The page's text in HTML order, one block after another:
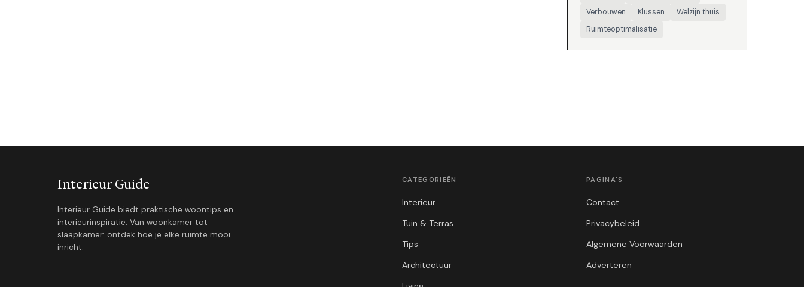
Verbouwen
Klussen
Welzijn thuis
Ruimteoptimalisatie
Interieur Guide
Interieur Guide biedt praktische woontips en
interieurinspiratie. Van woonkamer tot
slaapkamer: ontdek hoe je elke ruimte mooi
inricht.
CATEGORIEËN
Interieur
Tuin & Terras
Tips
Architectuur
PAGINA'S
Contact
Privacybeleid
Algemene Voorwaarden
Adverteren